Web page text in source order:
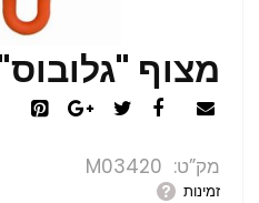
מצוף
מק”ט M03420
זמינות